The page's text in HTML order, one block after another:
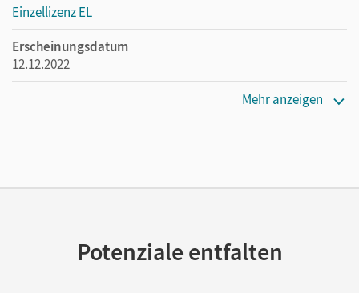
Einzellizenz EL
Erscheinungsdatum
12.12.2022
Mehr anzeigen
Potenziale entfalten